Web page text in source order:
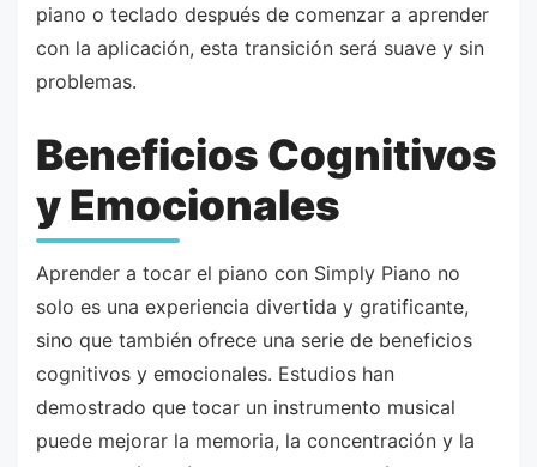
piano o teclado después de comenzar a aprender
con la aplicación, esta transición será suave y sin
problemas.
Beneficios Cognitivos
y Emocionales
Aprender a tocar el piano con Simply Piano no
solo es una experiencia divertida y gratificante,
sino que también ofrece una serie de beneficios
cognitivos y emocionales. Estudios han
demostrado que tocar un instrumento musical
puede mejorar la memoria, la concentración y la